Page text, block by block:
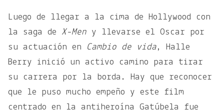
Luego de llegar a la cima de Hollywood con
la saga de X-Men y llevarse el Oscar por
su actuación en
Cambio de vida, Halle
Berry inició un activo camino para tirar
su carrera por la borda. Hay que reconocer
que le puso mucho empeño y este film
centrado en la antiheroína Gatúbela fue